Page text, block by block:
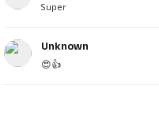
Super
Unknown
😍👍